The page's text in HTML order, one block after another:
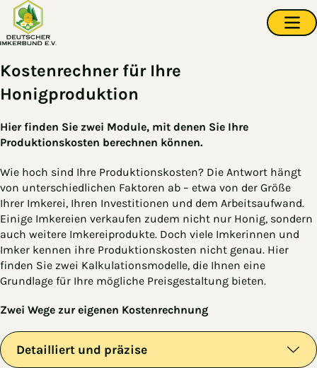
Zum Hauptinhalt springen
Kostenrechner für Ihre
Honigproduktion
Hier finden Sie zwei Module, mit denen Sie Ihre
Produktionskosten berechnen können.
Wie hoch sind Ihre Produktionskosten? Die Antwort hängt
von unterschiedlichen Faktoren ab – etwa von der Größe
Ihrer Imkerei, Ihren Investitionen und dem Arbeitsaufwand.
Einige Imkereien verkaufen zudem nicht nur Honig, sondern
auch weitere Imkereiprodukte. Doch viele Imkerinnen und
Imker kennen ihre Produktionskosten nicht genau. Hier
finden Sie zwei Kalkulationsmodelle, die Ihnen eine
Grundlage für Ihre mögliche Preisgestaltung bieten.
Zwei Wege zur eigenen Kostenrechnung
Detailliert und präzise